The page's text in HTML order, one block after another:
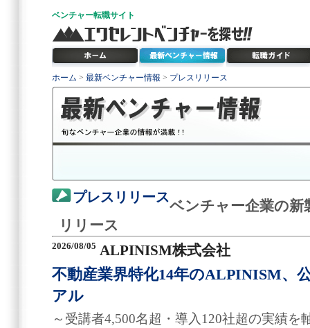
ベンチャー転職サイト
ホーム > 最新ベンチャー情報 > プレスリリース
プレスリリース
ベンチャー企業の新
リリース
2026/08/05 ALPINISM株式会社
不動産業界特化14年のALPINISM、
アル
～受講者4,500名超・導入120社超の実績